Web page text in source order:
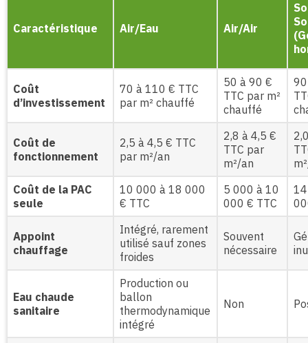
Caractéristique Air/Eau Air/Air
Coût
d’investissement
70 à 110 € TTC
par m² chauffé
50 à 90 €
TTC par m²
chauffé
Coût de
fonctionnement
2,5 à 4,5 € TTC
par m²/an
2,8 à 4,5 €
TTC par
m²/an
Coût de la PAC
seule
10 000 à 18 000
€ TTC
5 000 à 10
000 € TTC
Appoint
chauffage
Intégré, rarement
utilisé sauf zones
froides
Souvent
nécessaire
Eau chaude
sanitaire
Production ou
ballon
thermodynamique
intégré
Non